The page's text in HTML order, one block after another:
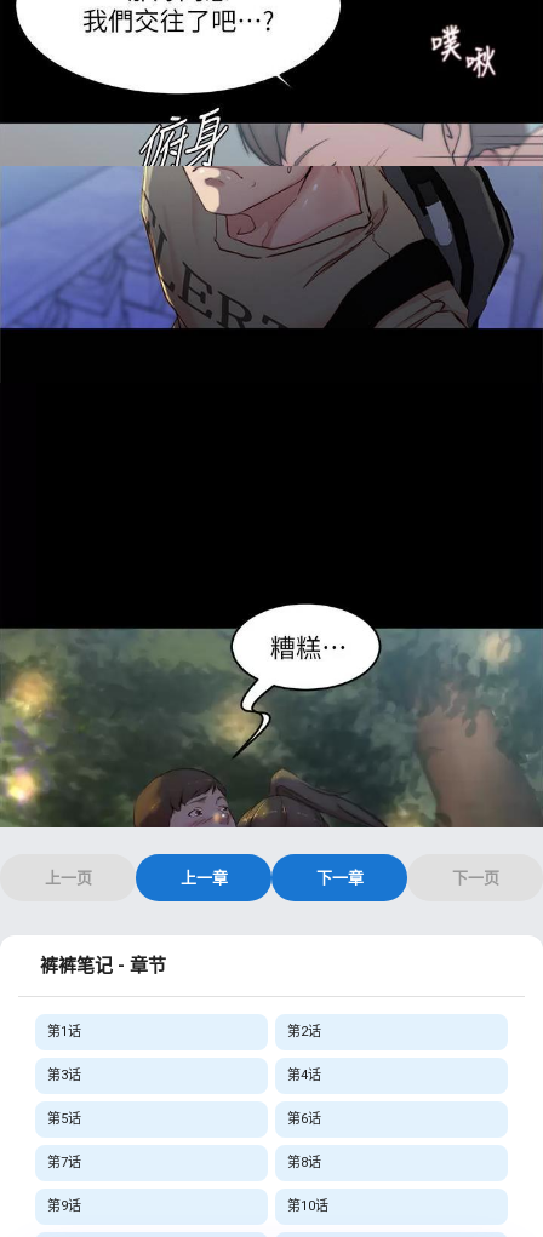
上一页 上一章 下一章 下一页
裤裤笔记 - 章节
第1话 第2话
第3话 第4话
第5话 第6话
第7话 第8话
第9话 第10话